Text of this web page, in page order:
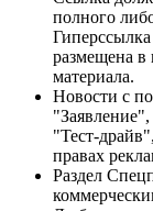
полного
размещена в
материала.
Новости с
"Тест-
правах
Раздел